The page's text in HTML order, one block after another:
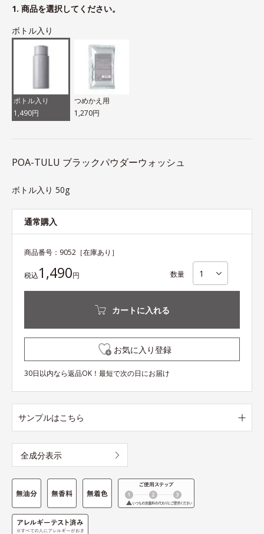
1. 商品を選択してください。
ボトル入り
ボトル入り
1,490円
つめかえ用
1,270円
POA-TULU ブラックパウダーウォッシュ
ボトル入り 50g
通常購入
商品番号： 9052 ［在庫あり］
税込1,490円 数量
カートに入れる
お気に入り登録
30日以内なら返品OK！最短で次の日にお届け
サンプルはこちら
全成分表示